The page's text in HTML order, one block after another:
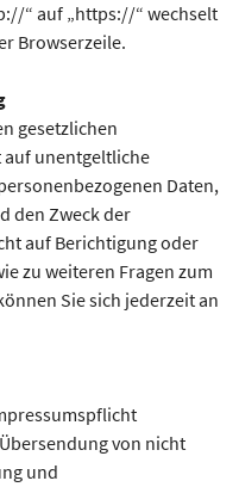
“ auf „https://“ wechselt
Browserzeile.
gesetzlichen
auf unentgeltliche
Daten,
den Zweck der
auf Berichtigung oder
zu weiteren Fragen zum
Sie sich jederzeit an
von nicht
und